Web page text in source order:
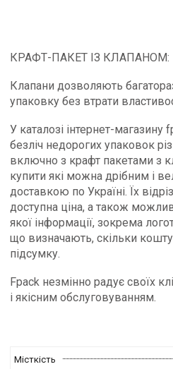
КРАФТ-ПАКЕТ ІЗ КЛАПАНОМ:
Клапани дозволяють
упаковку без втрати
У каталозі інтернет-магазину
безліч недорогих упаковок
включно з крафт пакетами з
купити які можна дрібним і
доставкою по Україні. Їх
доступна ціна, а також
якої інформації, зокрема
що визначають, скільки
підсумку.
Fpack незмінно радує своїх
і якісним обслуговуванням.
Місткість